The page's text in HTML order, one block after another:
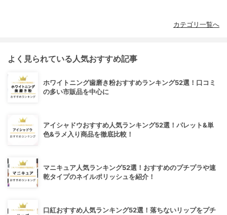
カテゴリ一覧へ
よく見られている人気おすすめ記事
ホワイトニング歯磨き粉おすすめランキング52選！口コミ
の多い市販品を中心に
アイシャドウおすすめ人気ランキング52選！パレット&単
色&ラメ入り商品を徹底比較！
マニキュア人気ランキング52選！おすすめのプチプラや速
乾タイプのネイルポリッシュを紹介！
口紅おすすめ人気ランキング52選！落ちないリップをプチ